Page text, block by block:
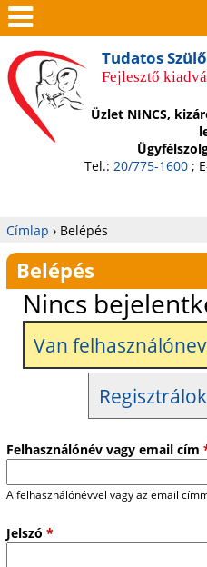
Jump to
Tudatos
Fejlesztő
Üzlet NINCS,
Tel.: 20/775-1600;
Jelenlegi
hely
Címlap › Belépés
Belépés
Nincs
Van
Felhasználónév vagy email cím
A felhasználónévvel vagy az email
Jelszó *
Men
ü